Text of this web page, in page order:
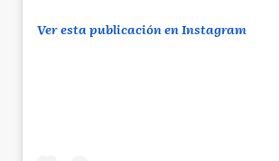
Ver esta publicación en Instagram